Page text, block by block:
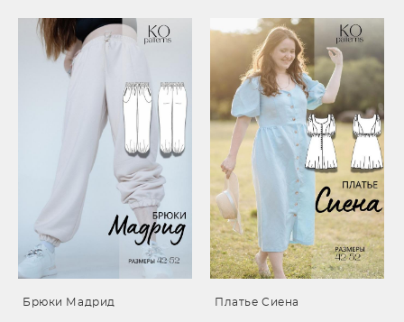
Брюки Мадрид Платье Сиена